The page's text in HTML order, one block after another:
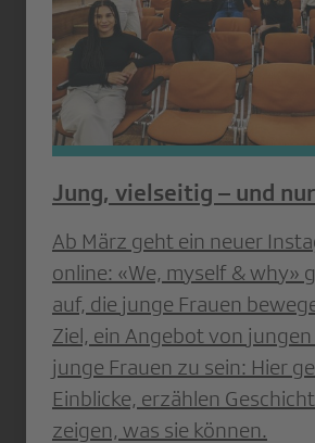
Jung, vielseitig – und
Ab März geht ein neuer
online: «We, myself & why»
auf, die junge Frauen
Ziel, ein Angebot von
junge Frauen zu sein: Hier
Einblicke, erzählen
zeigen, was sie können.